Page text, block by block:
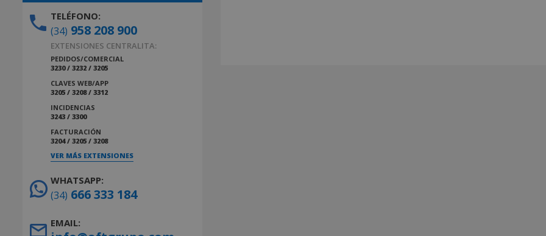
TELÉFONO:
(34) 958 208 900
EXTENSIONES CENTRALITA:
PEDIDOS/COMERCIAL
3230 / 3232 / 3205
CLAVES WEB/APP
3205 / 3208 / 3312
INCIDENCIAS
3243 / 3300
FACTURACIÓN
3204 / 3205 / 3208
VER MÁS EXTENSIONES
WHATSAPP:
(34) 666 333 184
EMAIL: